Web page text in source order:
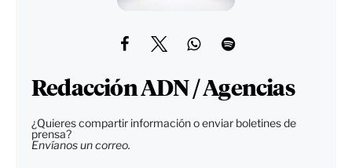
Redacción ADN / Agencias
¿Quieres compartir información o enviar boletines de
prensa?
Envíanos un correo.